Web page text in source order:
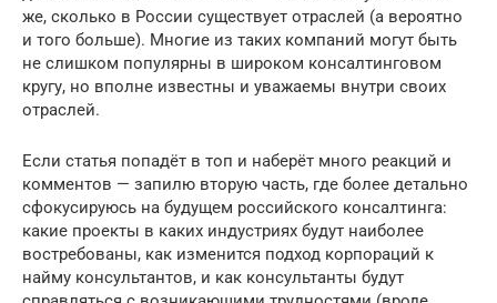
же, сколько в России существует отраслей (а вероятно
и того больше). Многие из таких компаний могут быть
не слишком популярны в широком консалтинговом
кругу, но вполне известны и уважаемы внутри своих
отраслей.
Если статья попадёт в топ и наберёт много реакций и
комментов — запилю вторую часть, где более детально
сфокусируюсь на будущем российского консалтинга:
какие проекты в каких индустриях будут наиболее
востребованы, как изменится подход корпораций к
найму консультантов, и как консультанты будут